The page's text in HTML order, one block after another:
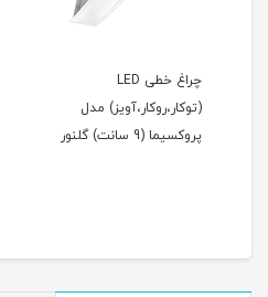
چراغ خطی LED
(توکار،روکار،آویز) مدل
پروکسیما (9 سانت) گلنور